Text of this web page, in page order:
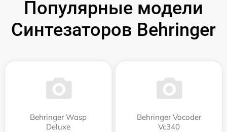
Популярные модели
Синтезаторов Behringer
Behringer Wasp
Deluxe
Behringer Vocoder
Vc340